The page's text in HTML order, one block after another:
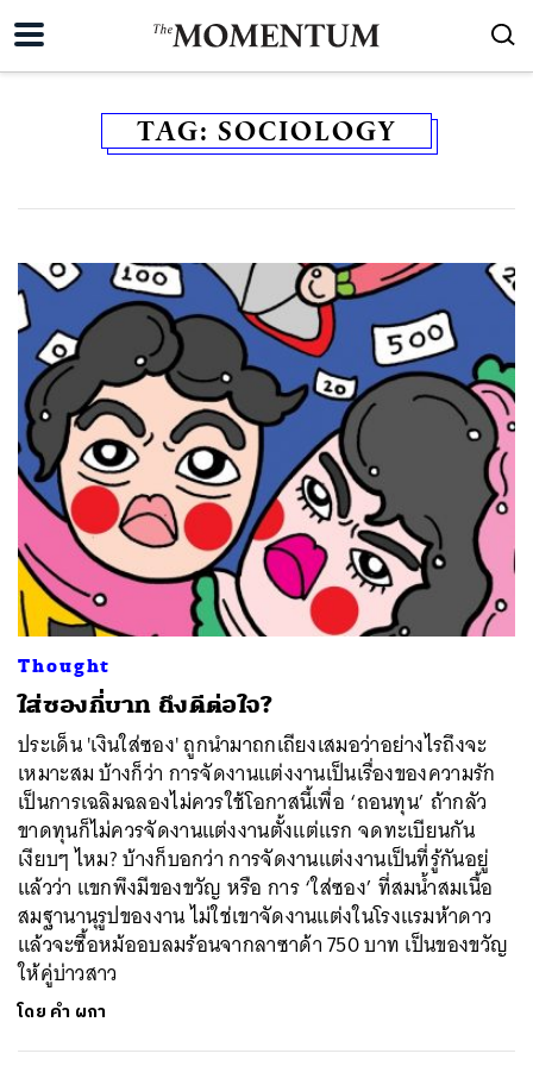
TAG: SOCIOLOGY
Thought
ใส่ซองกี่บาท ถึงดีต่อใจ?
ประเด็น 'เงินใส่ซอง' ถูกนำมาถกเถียงเสมอว่าอย่างไรถึงจะ
เหมาะสม บ้างก็ว่า การจัดงานแต่งงานเป็นเรื่องของความรัก
เป็นการเฉลิมฉลองไม่ควรใช้โอกาสนี้เพื่อ ‘ถอนทุน’ ถ้ากลัว
ขาดทุนก็ไม่ควรจัดงานแต่งงานตั้งแต่แรก จดทะเบียนกัน
เงียบๆ ไหม? บ้างก็บอกว่า การจัดงานแต่งงานเป็นที่รู้กันอยู่
แล้วว่า แขกพึงมีของขวัญ หรือ การ ‘ใส่ซอง’ ที่สมน้ำสมเนื้อ
สมฐานานุรูปของงาน ไม่ใช่เขาจัดงานแต่งในโรงแรมห้าดาว
แล้วจะซื้อหม้ออบลมร้อนจากลาซาด้า 750 บาท เป็นของขวัญ
ให้คู่บ่าวสาว
โดย คำ ผกา